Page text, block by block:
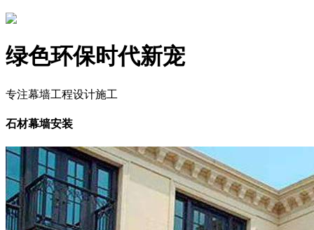
绿色环保时代新宠
专注幕墙工程设计施工
石材幕墙安装